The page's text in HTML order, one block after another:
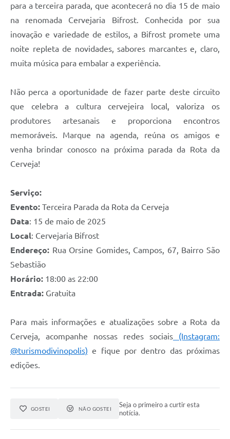
para a terceira parada, que acontecerá no dia 15 de maio
na renomada Cervejaria Bifrost. Conhecida por sua
inovação e variedade de estilos, a Bifrost promete uma
noite repleta de novidades, sabores marcantes e, claro,
muita música para embalar a experiência.
Não perca a oportunidade de fazer parte deste circuito
que celebra a cultura cervejeira local, valoriza os
produtores artesanais e proporciona encontros
memoráveis. Marque na agenda, reúna os amigos e
venha brindar conosco na próxima parada da Rota da
Cerveja!
Serviço:
Evento: Terceira Parada da Rota da Cerveja
Data: 15 de maio de 2025
Local: Cervejaria Bifrost
Endereço: Rua Orsine Gomides, Campos, 67, Bairro São
Sebastião
Horário: 18:00 as 22:00
Entrada: Gratuita
Para mais informações e atualizações sobre a Rota da
Cerveja, acompanhe nossas redes sociais (Instagram:
@turismodivinopolis) e fique por dentro das próximas
edições.
GOSTEI NÃO GOSTEI
Seja o primeiro a curtir esta
notícia.